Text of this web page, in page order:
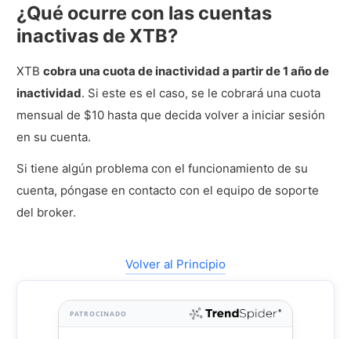
¿Qué ocurre con las cuentas
inactivas de XTB?
XTBcobra una cuota de inactividad a partir de 1 año de
inactividad. Si este es el caso, se le cobrará una cuota
mensual de $10 hasta que decida volver a iniciar sesión
en su cuenta.
Si tiene algún problema con el funcionamiento de su
cuenta, póngase en contacto con el equipo de soporte
del broker.
Volver al Principio
PATROCINADO